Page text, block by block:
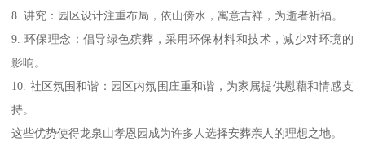
8. 讲究：园区设计注重布局，依山傍水，寓意吉祥，为逝者祈福。
9. 环保理念：倡导绿色殡葬，采用环保材料和技术，减少对环境的
影响。
10. 社区氛围和谐：园区内氛围庄重和谐，为家属提供慰藉和情感支
持。
这些优势使得龙泉山孝恩园成为许多人选择安葬亲人的理想之地。